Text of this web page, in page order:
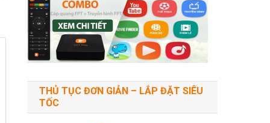
THỦ TỤC ĐƠN GIẢN – LẮP ĐẶT SIÊU
TỐC